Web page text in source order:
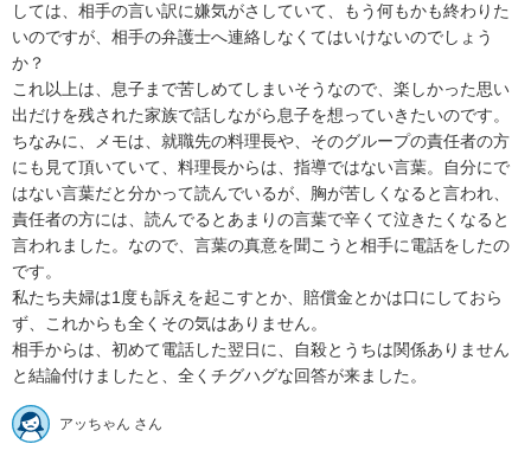
しては、相手の言い訳に嫌気がさしていて、もう何もかも終わりた
いのですが、相手の弁護士へ連絡しなくてはいけないのでしょう
か？
これ以上は、息子まで苦しめてしまいそうなので、楽しかった思い
出だけを残された家族で話しながら息子を想っていきたいのです。
ちなみに、メモは、就職先の料理長や、そのグループの責任者の方
にも見て頂いていて、料理長からは、指導ではない言葉。自分にで
はない言葉だと分かって読んでいるが、胸が苦しくなると言われ、
責任者の方には、読んでるとあまりの言葉で辛くて泣きたくなると
言われました。なので、言葉の真意を聞こうと相手に電話をしたの
です。
私たち夫婦は1度も訴えを起こすとか、賠償金とかは口にしておら
ず、これからも全くその気はありません。
相手からは、初めて電話した翌日に、自殺とうちは関係ありません
と結論付けましたと、全くチグハグな回答が来ました。
アッちゃん さん